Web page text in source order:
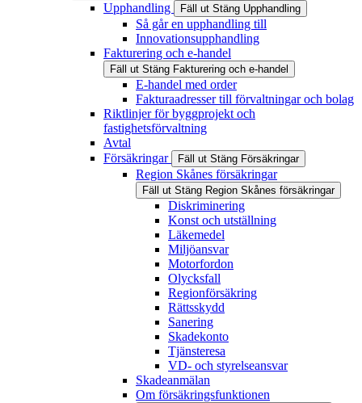
Upphandling Fäll ut Stäng Upphandling
Så går en upphandling till
Innovationsupphandling
Fakturering och e-handel
Fäll ut Stäng Fakturering och e-handel
E-handel med order
Fakturaadresser till förvaltningar och bolag
Riktlinjer för byggprojekt och
fastighetsförvaltning
Avtal
Försäkringar
Fäll ut Stäng Försäkringar
Region Skånes försäkringar
Fäll ut Stäng Region Skånes försäkringar
Diskriminering
Konst och utställning
Läkemedel
Miljöansvar
Motorfordon
Olycksfall
Regionförsäkring
Rättsskydd
Sanering
Skadekonto
Tjänsteresa
VD- och styrelseansvar
Skadeanmälan
Om försäkringsfunktionen